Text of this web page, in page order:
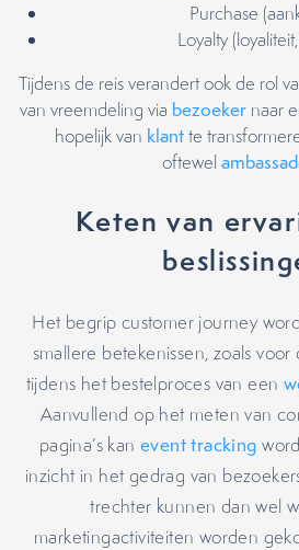
Purchase
Loyalty
Tijdens de reis verandert ook de rol
van vreemdeling via bezoeker naar
hopelijk van klantte
oftewel
Keten van
Het begrip customer journey
smallere betekenissen, zoals
tijdens het bestelproces van een
Aanvullend op het meten van
pagina’s kanevent tracking
inzicht in het gedrag van
trechter kunnen dan wel
marketingactiviteiten worden